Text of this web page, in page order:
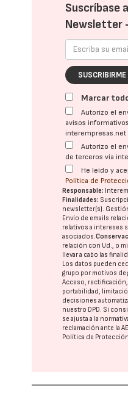
Suscríbase
Newsletter
Marcar
Autorizo el
avisos
interempresas.net
Autorizo el
de terceros vía
He leído y
Política de
Responsable:
Finalidades:
newsletter(s).
Envío de emails
relativos a intereses
asociados.
relación con Ud., o
llevar a cabo las
Los datos pueden
grupo por motivos
Acceso,
portabilidad,
decisiones
nuestro DPD. Si
se ajusta a la
reclamación ante la
Política de